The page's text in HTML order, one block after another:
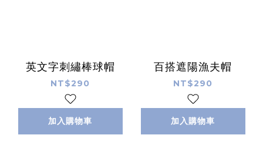
英文字刺繡棒球帽
NT$290
加入購物車
百搭遮陽漁夫帽
NT$290
加入購物車